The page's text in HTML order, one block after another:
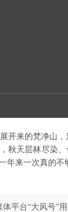
来的梵净山
秋天层林尽染
年来一次真的
平台“大风号”